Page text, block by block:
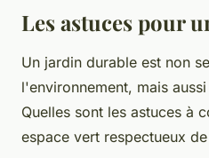
Les astuces pour
Un jardin durable est non
l'environnement, mais
Quelles sont les astuces à
espace vert respectueux